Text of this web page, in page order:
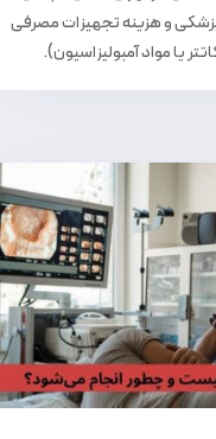
و هزینه تجهیزات مصرفی
یا مواد آمبولیزاسیون).